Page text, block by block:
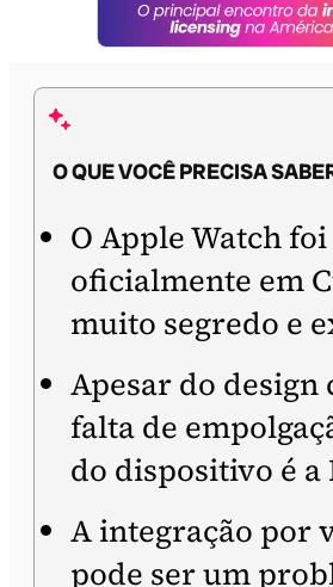
O QUE VOCÊ PRECISA
O Apple Watch
oficialmente em
muito segredo e
Apesar do design
falta de
do dispositivo é
A integração por
pode ser um